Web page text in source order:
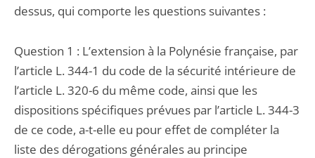
dessus, qui comporte les questions suivantes :
Question 1 : L’extension à la Polynésie française, par
l’article L. 344-1 du code de la sécurité intérieure de
l’article L. 320-6 du même code, ainsi que les
dispositions spécifiques prévues par l’article L. 344-3
de ce code, a-t-elle eu pour effet de compléter la
liste des dérogations générales au principe